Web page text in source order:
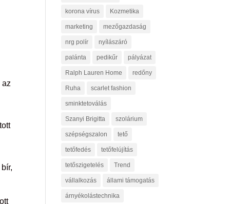
az
korona vírus Kozmetika
marketing mezőgazdaság
nrg polír nyílászáró
palánta pedikűr pályázat
Ralph Lauren Home redőny
Ruha scarlet fashion
sminktetoválás
Szanyi Brigitta szolárium
szépségszalon tető
tetőfedés tetőfelújítás
tetőszigetelés Trend
vállalkozás állami támogatás
árnyékolástechnika